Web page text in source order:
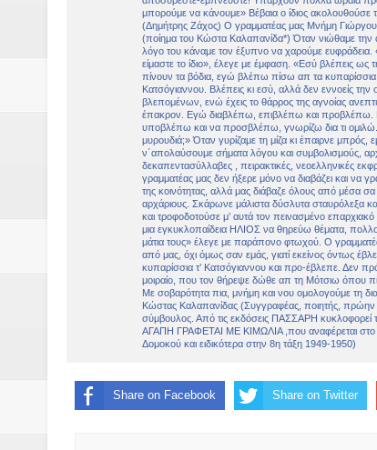
ΕΙΔΩΛΙΑ Από ΠΡΟΕΡΝΑ
ΤΟ ΙΕΡΟ ΤΗΣ ΘΕΑΣ
H MAXH ΣTO
Νεομοναστηριώτικα
Βίντεο του Εφηβικού
ΕΚΔΗΛΩΣΗ ΤΟΥ
Share on Facebook Share on Twitter